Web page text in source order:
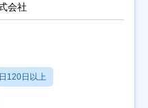
会社
120日以上